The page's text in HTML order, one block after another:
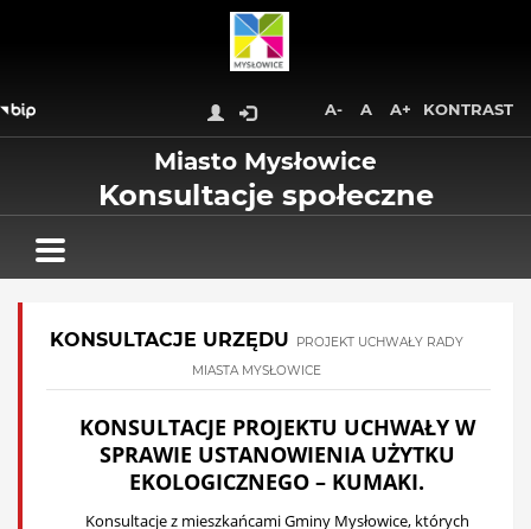
Wróć na początek strony
Przejdź do treści głównej
Przejdź do stopki
Przejdź do mapy serwisu
A- A A+ KONTRAST
Miasto Mysłowice
Konsultacje społeczne
KONSULTACJE URZĘDU PROJEKT UCHWAŁY RADY
MIASTA MYSŁOWICE
KONSULTACJE PROJEKTU UCHWAŁY W
SPRAWIE USTANOWIENIA UŻYTKU
EKOLOGICZNEGO – KUMAKI.
Konsultacje z mieszkańcami Gminy Mysłowice, których